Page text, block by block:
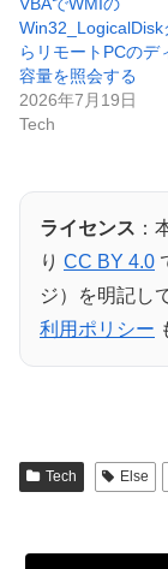
Win32_LogicalDisk
らリモートPCのデ
容量を照会する
2026年7月19日
Tech
ライセンス ：
り CC BY 4.0
ジ）を明記し
利用ポリシー
Tech Else